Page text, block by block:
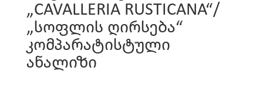
„CAVALLERIA RUSTICANA“/
„სოფლის ღირსება“
კომპარატისტული
ანალიზი